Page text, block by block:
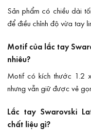
Sản phẩm có chiều dài
để điều chỉnh độ vừa tay
Motif của lắc tay
nhiêu?
Motif có kích thước 1.2
nhưng vẫn giữ được vẻ
Lắc tay Swarovski
chất liệu gì?